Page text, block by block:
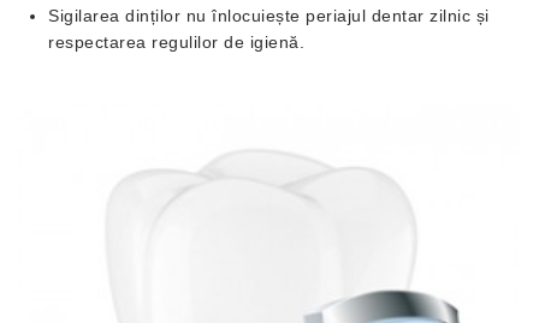
Sigilarea dinților nu înlocuiește periajul dentar zilnic și
respectarea regulilor de igienă.